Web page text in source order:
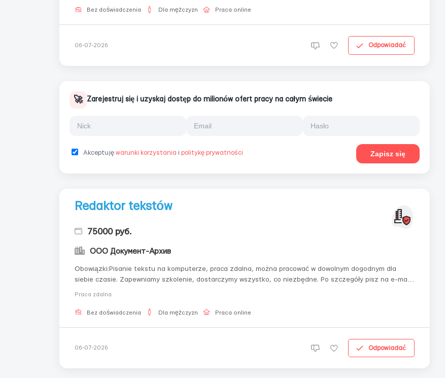
Bez doświadczenia Dla mężczyzn Praca online
06-07-2026 Odpowiadać
🚀 Zarejestruj się i uzyskaj dostęp do milionów ofert pracy na całym świecie
Akceptuję warunki korzystania i politykę prywatności Zapisz się
Redaktor tekstów
75000 руб.
ООО Документ-Архив
Obowiązki:Pisanie tekstu na komputerze, praca zdalna, można pracować w dowolnym dogodnym dla
siebie czasie. Zapewniamy szkolenie, dostarczymy wszystko, co niezbędne. Po szczegóły pisz na e-mail
Praca zdalna
Bez doświadczenia Dla mężczyzn Praca online
06-07-2026 Odpowiadać